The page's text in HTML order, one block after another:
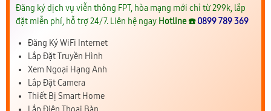
Đăng ký dịch vụ viễn thông FPT, hòa mạng mới chỉ từ 299k, lắp
đặt miễn phí, hỗ trợ 24/7. Liên hệ ngay Hotline ☎️0899 789 369
Đăng Ký WiFi Internet
Lắp Đặt Truyền Hình
Xem Ngoại Hạng Anh
Lắp Đặt Camera
Thiết Bị Smart Home